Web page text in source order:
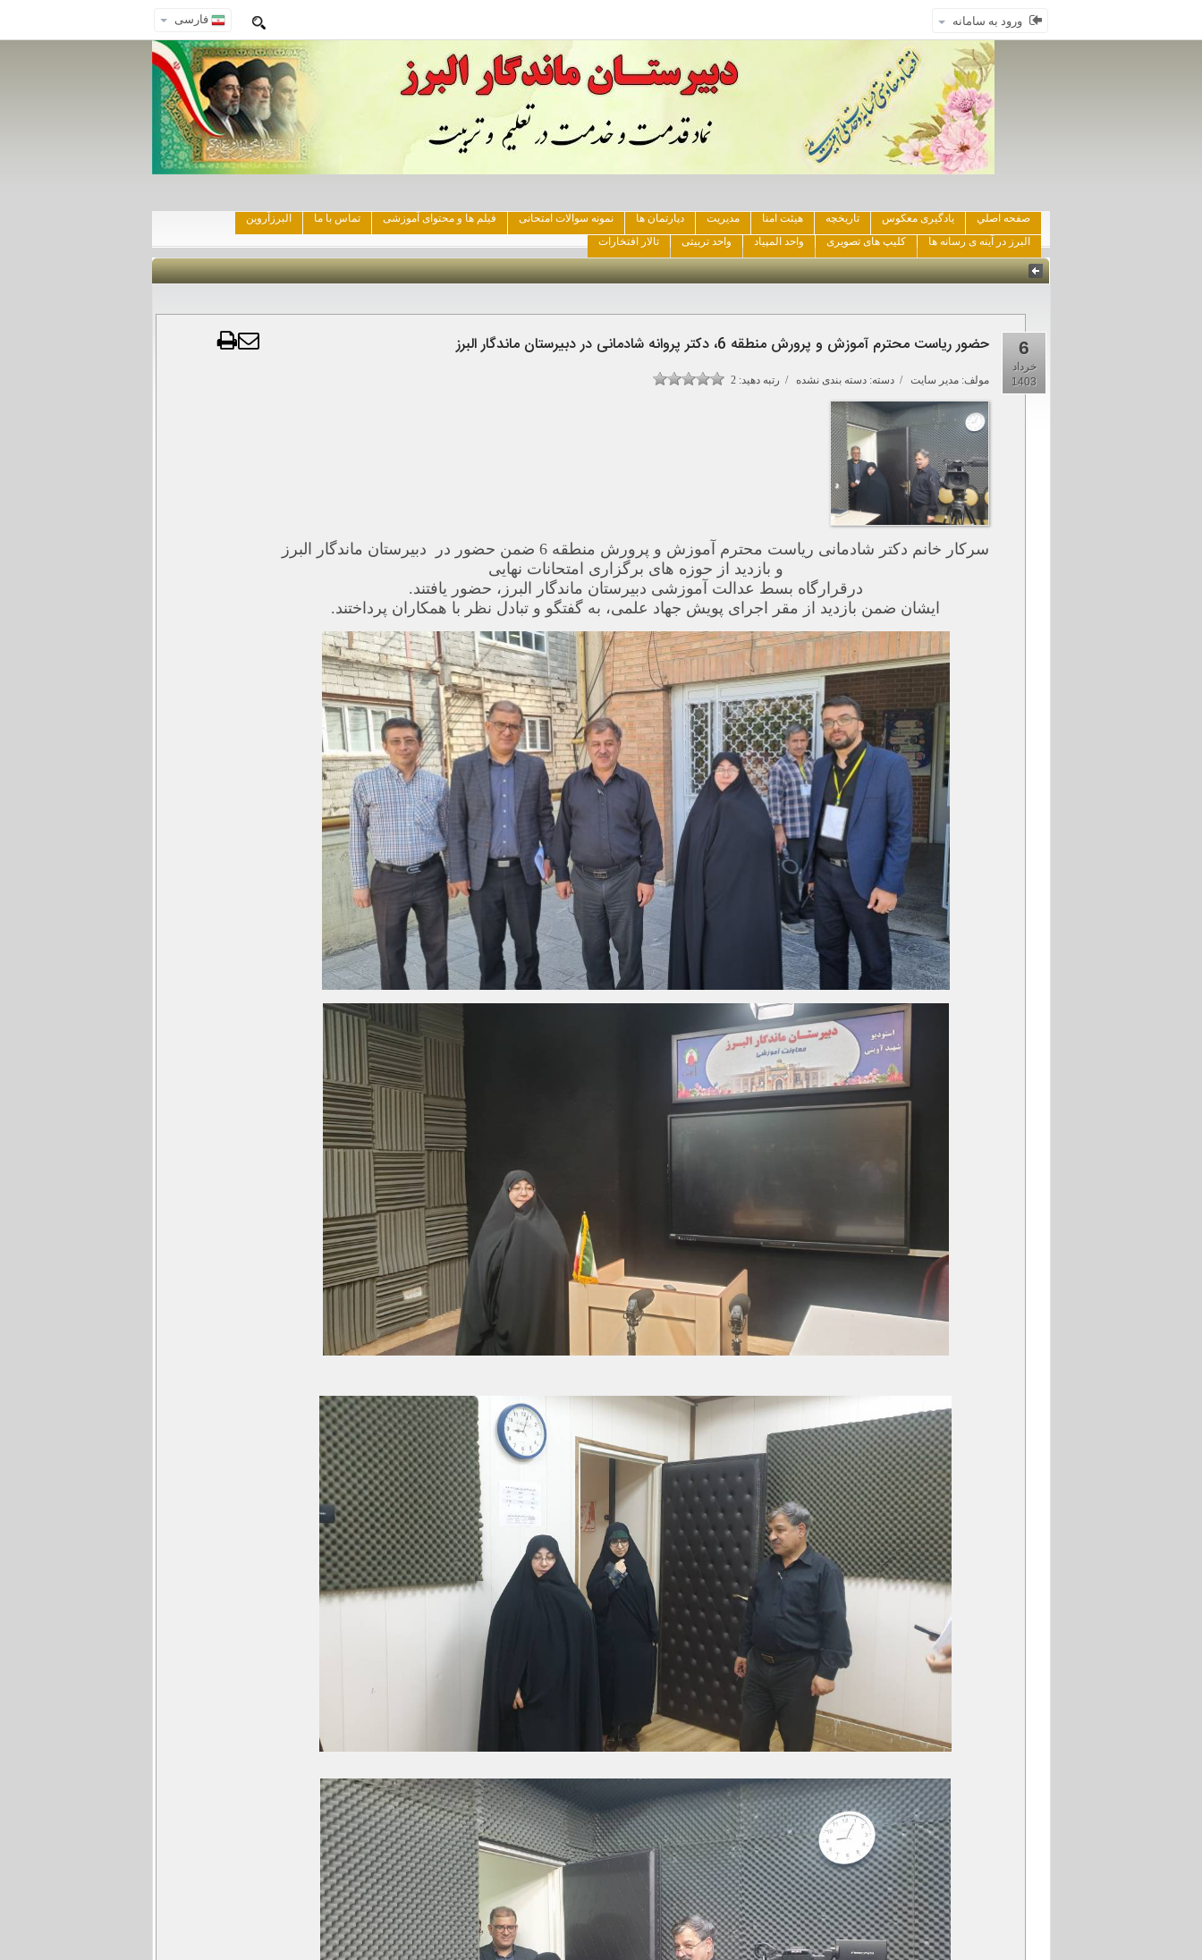
فارسی ورود به سامانه
صفحه اصلي یادگیری معکوس تاریخچه هیئت امنا مدیریت دپارتمان ها نمونه سوالات امتحانی فیلم ها و محتوای آموزشی تماس با ما
البرزآروین
البرز در آینه ی رسانه ها
کلیپ های تصویری واحد المپیاد واحد تربیتی تالار افتخارات
6
خرداد
1403
حضور ریاست محترم آموزش و پرورش منطقه 6، دکتر پروانه شادمانی در دبیرستان ماندگار البرز
مولف: مدیر سایت / دسته: دسته بندی نشده / رتبه دهید: 2
سرکار خانم دکتر شادمانی ریاست محترم آموزش و پرورش منطقه 6 ضمن حضور در دبیرستان ماندگار البرز
و بازدید از حوزه های برگزاری امتحانات نهایی
درقرارگاه بسط عدالت آموزشی دبیرستان ماندگار البرز، حضور یافتند.
ایشان ضمن بازدید از مقر اجرای پویش جهاد علمی، به گفتگو و تبادل نظر با همکاران پرداختند.